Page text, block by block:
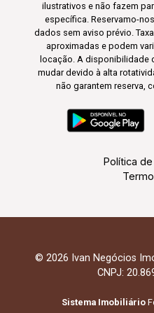
ilustrativos e não fazem
específica. Reservamo-
dados sem aviso prévio.
aproximadas e podem
locação. A disponibilidade
mudar devido à alta
não garantem reserva,
Política
© 2026 Ivan Negócios
CNPJ:
Sistema Imobiliário